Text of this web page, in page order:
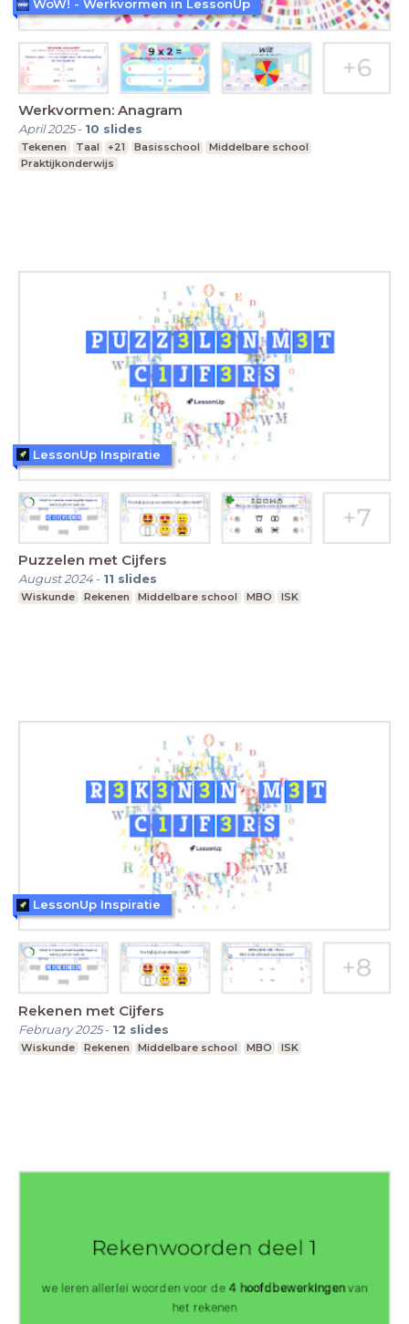
Werkvormen: Anagram
April 2025- 10 slides
Tekenen Taal +21 Basisschool
Middelbare school
Praktijkonderwijs
WoW! - Werkvormen in LessonUp
Puzzelen met Cijfers
August 2024- 11 slides
Wiskunde Rekenen Middelbare school MBO ISK
LessonUp Inspiratie
Rekenen met Cijfers
February 2025- 12 slides
Wiskunde Rekenen Middelbare school MBO ISK
LessonUp Inspiratie